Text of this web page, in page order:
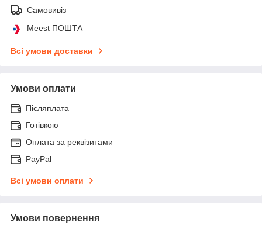
Самовивіз
Meest ПОШТА
Всі умови доставки
Умови оплати
Післяплата
Готівкою
Оплата за реквізитами
PayPal
Всі умови оплати
Умови повернення